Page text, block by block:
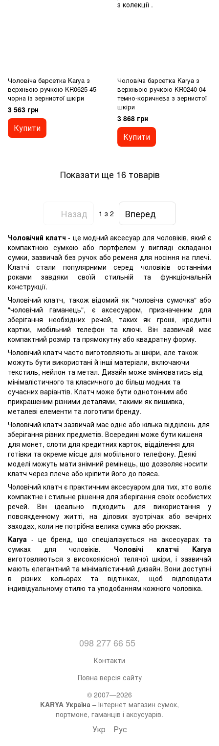
Чоловіча барсетка Karya з
верхньою ручкою KR0625-45
чорна із зернистої шкіри
3 563 грн
Купити
Чоловіча барсетка Karya з
верхньою ручкою KR0240-04
темно-коричнева з зернистої
шкіри
3 868 грн
Купити
Показати ще 16 товарів
Назад 1 з 2 Вперед
Чоловічий клатч - це модний аксесуар для чоловіків, який є
компактною сумкою або портфелем у вигляді складаної
сумки, зазвичай без ручок або ременя для носіння на плечі.
Клатчі стали популярними серед чоловіків останніми
роками завдяки своїй стильній та функціональній
конструкції.
Чоловічий клатч, також відомий як "чоловіча сумочка" або
"чоловічий гаманець", є аксесуаром, призначеним для
зберігання необхідних речей, таких як гроші, кредитні
картки, мобільний телефон та ключі. Він зазвичай має
компактний розмір та прямокутну або квадратну форму.
Чоловічий клатч часто виготовляють зі шкіри, але також
можуть бути використані й інші матеріали, включаючи
текстиль, нейлон та метал. Дизайн може змінюватись від
мінімалістичного та класичного до більш модних та
сучасних варіантів. Клатч може бути однотонним або
прикрашеним різними деталями, такими як вишивка,
металеві елементи та логотипи бренду.
Чоловічий клатч зазвичай має одне або кілька відділень для
зберігання різних предметів. Всередині може бути кишеня
для монет, слоти для кредитних карток, відділення для
готівки та окреме місце для мобільного телефону. Деякі
моделі можуть мати знімний ремінець, що дозволяє носити
клатч через плече або кріпити його до пояса.
Чоловічий клатч є практичним аксесуаром для тих, хто воліє
компактне і стильне рішення для зберігання своїх особистих
речей. Він ідеально підходить для використання у
повсякденному житті, на ділових зустрічах або вечірніх
заходах, коли не потрібна велика сумка або рюкзак.
Karya - це бренд, що спеціалізується на аксесуарах та
сумках для чоловіків. Чоловічі клатчі Karya
виготовляються з високоякісної телячої шкіри, і зазвичай
мають елегантний та мінімалістичний дизайн. Вони доступні
в різних кольорах та відтінках, щоб відповідати
індивідуальному стилю та уподобанням кожного чоловіка.
098 277 66 55
Контакти
Повна версія сайту
© 2007—2026
KARYA Україна – Інтернет магазин сумок,
портмоне, гаманців і аксусуарів.
Укр Рус